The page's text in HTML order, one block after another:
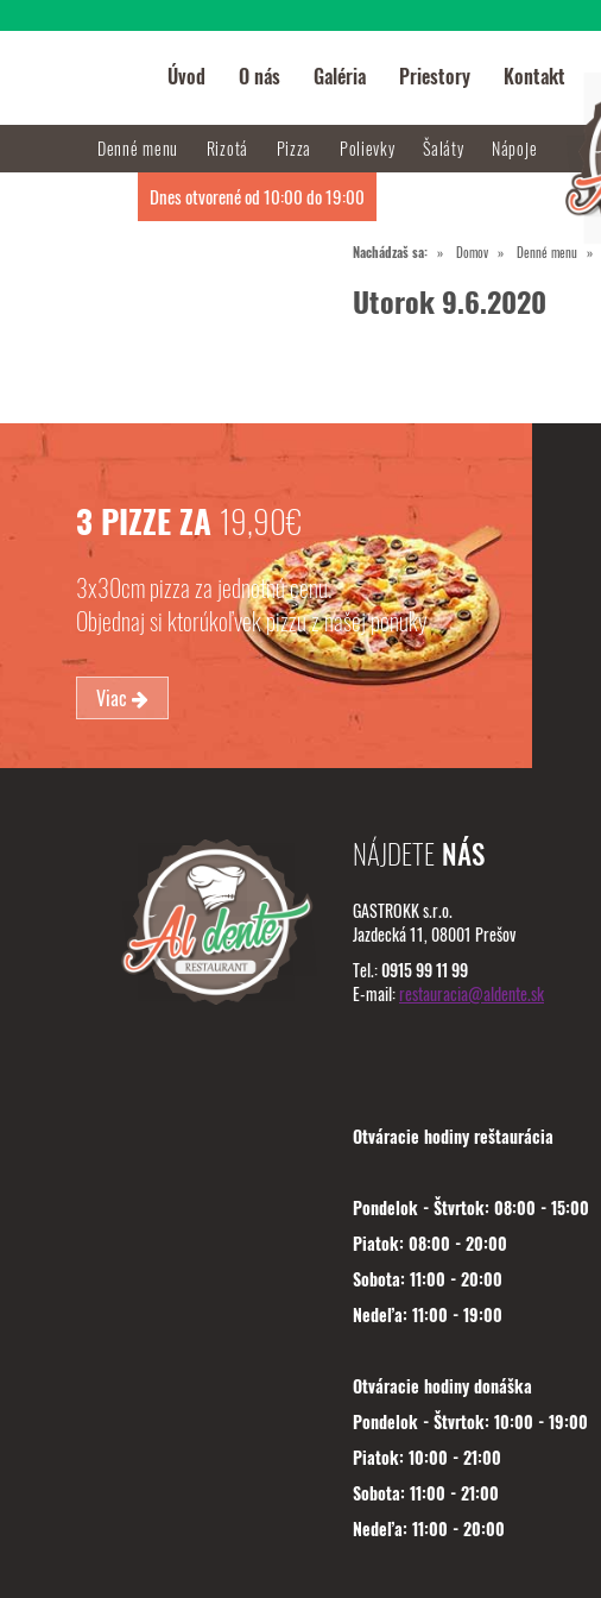
Nachádzaš sa: Domov Denné menu
Utorok 9.6.2020
3 PIZZE ZA 19,90€
3x30cm pizza za jednotnú cenu.
Objednaj si ktorúkoľvek pizzu z našej ponuky
Viac
NÁJDETE NÁS
GASTROKK s.r.o.
Jazdecká 11, 08001 Prešov
Tel.:0915 99 11 99
E-mail:restauracia@aldente.sk
Otváracie hodiny reštaurácia
Pondelok - Štvrtok: 08:00 - 15:00
Piatok: 08:00 - 20:00
Sobota: 11:00 - 20:00
Nedeľa: 11:00 - 19:00
Otváracie hodiny donáška
Pondelok - Štvrtok: 10:00 - 19:00
Piatok: 10:00 - 21:00
Sobota: 11:00 - 21:00
Nedeľa: 11:00 - 20:00
Úvod O nás Galéria Priestory Kontakt
Denné menu Rizotá Pizza Polievky Šaláty Nápoje
Dnes otvorené od 10:00 do 19:00